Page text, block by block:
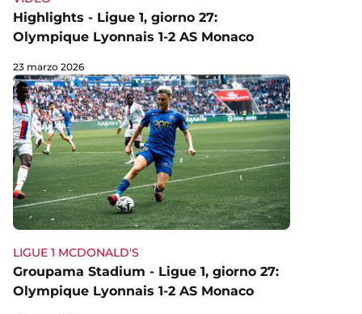
Highlights - Ligue 1, giorno 27:
Olympique Lyonnais 1-2 AS Monaco
23 marzo 2026
LIGUE 1 MCDONALD'S
Groupama Stadium - Ligue 1, giorno 27:
Olympique Lyonnais 1-2 AS Monaco